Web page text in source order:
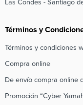
Las Condes - Santiago
Términos y
Términos y condiciones
Compra online
De envío compra online
Promoción “Cyber